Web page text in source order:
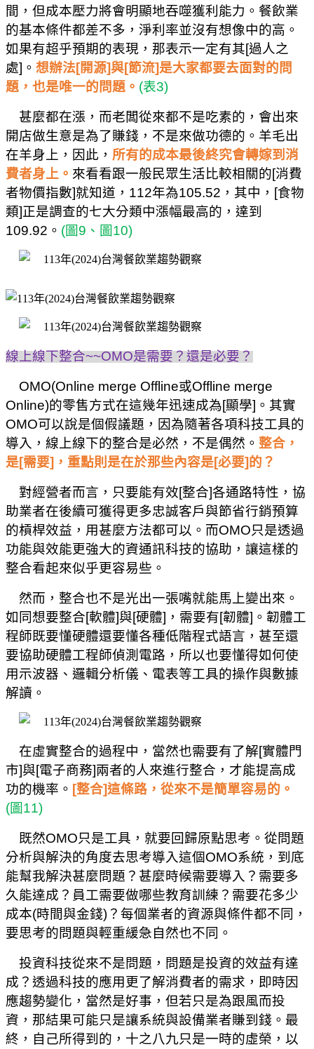
間，但成本壓力將會明顯地吞噬獲利能力。餐飲業
的基本條件都差不多，淨利率並沒有想像中的高。
如果有超乎預期的表現，那表示一定有其[過人之
處] 。 想辦法[開源]與[節流]是大家都要去面對的問
題，也是唯一的問題。 (表3)
甚麼都在漲，而老闆從來都不是吃素的，會出來
開店做生意是為了賺錢，不是來做功德的。羊毛出
在羊身上，因此， 所有的成本最後終究會轉嫁到消
費者身上。 來看看跟一般民眾生活比較相關的[消費
者物價指數]就知道， 112年為105.52 ，其中， [食物
類]正是調查的七大分類中漲幅最高的，達到
109.92 。 (圖9 、圖10)
線上線下整合~~OMO是需要？還是必要？
OMO(Online merge Offline或Offline merge
Online)的零售方式在這幾年迅速成為[顯學] 。其實
OMO可以說是個假議題，因為隨著各項科技工具的
導入，線上線下的整合是必然，不是偶然。 整合，
是[需要] ，重點則是在於那些內容是[必要] 的？
對經營者而言，只要能有效[整合]各通路特性，協
助業者在後續可獲得更多忠誠客戶與節省行銷預算
的槓桿效益，用甚麼方法都可以。而OMO只是透過
功能與效能更強大的資通訊科技的協助，讓這樣的
整合看起來似乎更容易些。
然而，整合也不是光出一張嘴就能馬上變出來。
如同想要整合[軟體]與[硬體] ，需要有[韌體] 。韌體工
程師既要懂硬體還要懂各種低階程式語言，甚至還
要協助硬體工程師偵測電路，所以也要懂得如何使
用示波器、邏輯分析儀、電表等工具的操作與數據
解讀。
在虛實整合的過程中，當然也需要有了解[實體門
市]與[電子商務]兩者的人來進行整合，才能提高成
功的機率。 [整合]這條路，從來不是簡單容易的。
(圖11)
既然OMO只是工具，就要回歸原點思考。從問題
分析與解決的角度去思考導入這個OMO系統，到底
能幫我解決甚麼問題？甚麼時候需要導入？需要多
久能達成？員工需要做哪些教育訓練？需要花多少
成本(時間與金錢) ？每個業者的資源與條件都不同，
要思考的問題與輕重緩急自然也不同。
投資科技從來不是問題，問題是投資的效益有達
成？透過科技的應用更了解消費者的需求，即時因
應趨勢變化，當然是好事，但若只是為跟風而投
資，那結果可能只是讓系統與設備業者賺到錢。最
終，自己所得到的，十之八九只是一時的虛榮，以